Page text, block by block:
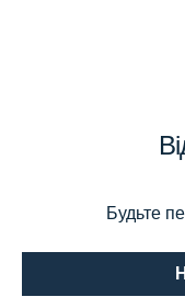
Будьте